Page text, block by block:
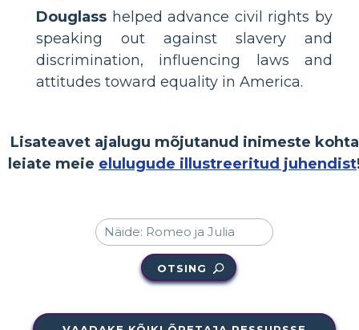
Douglass helped advance civil rights by
speaking out against slavery and
discrimination, influencing laws and
attitudes toward equality in America.
Lisateavet ajalugu mõjutanud inimeste kohta
leiate meie elulugude illustreeritud juhendist
OTSING